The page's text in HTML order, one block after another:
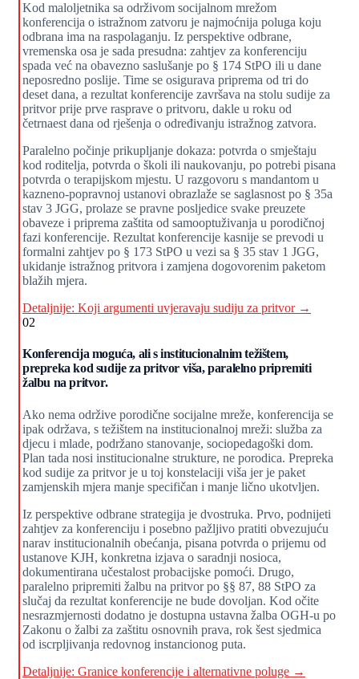
Kod maloljetnika sa održivom socijalnom mrežom
konferencija o istražnom zatvoru je najmoćnija poluga koju
odbrana ima na raspolaganju. Iz perspektive odbrane,
vremenska osa je sada presudna: zahtjev za konferenciju
spada već na obavezno saslušanje po § 174 StPO ili u dane
neposredno poslije. Time se osigurava priprema od tri do
deset dana, a rezultat konferencije završava na stolu sudije za
pritvor prije prve rasprave o pritvoru, dakle u roku od
četrnaest dana od rješenja o određivanju istražnog zatvora.
Paralelno počinje prikupljanje dokaza: potvrda o smještaju
kod roditelja, potvrda o školi ili naukovanju, po potrebi pisana
potvrda o terapijskom mjestu. U razgovoru s mandantom u
kazneno-popravnoj ustanovi obrazlaže se saglasnost po § 35a
stav 3 JGG, prolaze se pravne posljedice svake preuzete
obaveze i priprema zaštita od samooptuživanja u porodičnoj
fazi konferencije. Rezultat konferencije kasnije se prevodi u
formalni zahtjev po § 173 StPO u vezi sa § 35 stav 1 JGG,
ukidanje istražnog pritvora i zamjena dogovorenim paketom
blažih mjera.
Detaljnije: Koji argumenti uvjeravaju sudiju za pritvor →
02
Konferencija moguća, ali s institucionalnim težištem,
prepreka kod sudije za pritvor viša, paralelno pripremiti
žalbu na pritvor.
Ako nema održive porodične socijalne mreže, konferencija se
ipak održava, s težištem na institucionalnoj mreži: služba za
djecu i mlade, podržano stanovanje, sociopedagoški dom.
Plan tada nosi institucionalne strukture, ne porodica. Prepreka
kod sudije za pritvor je u toj konstelaciji viša jer je paket
zamjenskih mjera manje specifičan i manje lično ukotvljen.
Iz perspektive odbrane strategija je dvostruka. Prvo, podnijeti
zahtjev za konferenciju i posebno pažljivo pratiti obvezujuću
narav institucionalnih obećanja, pisana potvrda o prijemu od
ustanove KJH, konkretna izjava o saradnji nosioca,
dokumentirana učestalost probacijske pomoći. Drugo,
paralelno pripremiti žalbu na pritvor po §§ 87, 88 StPO za
slučaj da rezultat konferencije ne bude dovoljan. Kod očite
nesrazmjernosti dodatno je dostupna ustavna žalba OGH-u po
Zakonu o žalbi za zaštitu osnovnih prava, rok šest sjedmica
od iscrpljivanja redovnog instancionog puta.
Detaljnije: Granice konferencije i alternativne poluge →